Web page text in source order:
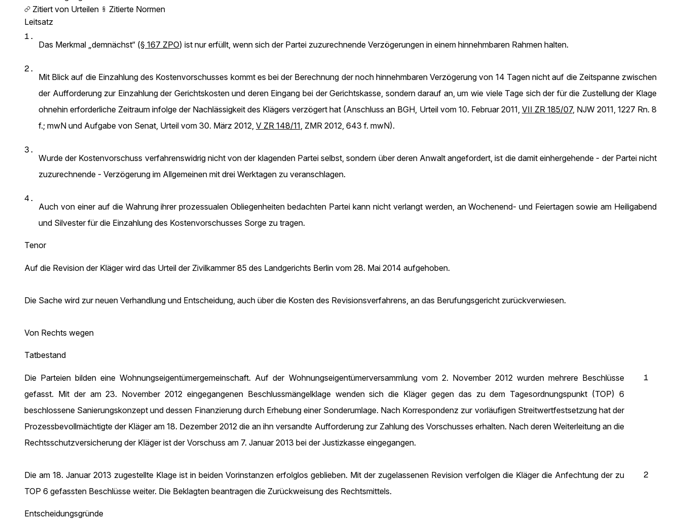
Zitiert von Urteilen
Zitierte Normen
Leitsatz
1.
Das Merkmal „demnächst“ (§ 167 ZPO) ist nur erfüllt, wenn sich der Partei zuzurechnende Verzögerungen in einem hinnehmbaren Rahmen halten.
2.
Mit Blick auf die Einzahlung des Kostenvorschusses kommt es bei der Berechnung der noch hinnehmbaren Verzögerung von 14 Tagen nicht auf die Zeitspanne zwischen
der Aufforderung zur Einzahlung der Gerichtskosten und deren Eingang bei der Gerichtskasse, sondern darauf an, um wie viele Tage sich der für die Zustellung der Klage
ohnehin erforderliche Zeitraum infolge der Nachlässigkeit des Klägers verzögert hat (Anschluss an BGH, Urteil vom 10. Februar 2011, VII ZR 185/07, NJW 2011, 1227 Rn. 8
f.; mwN und Aufgabe von Senat, Urteil vom 30. März 2012, V ZR 148/11, ZMR 2012, 643 f. mwN).
3.
Wurde der Kostenvorschuss verfahrenswidrig nicht von der klagenden Partei selbst, sondern über deren Anwalt angefordert, ist die damit einhergehende - der Partei nicht
zuzurechnende - Verzögerung im Allgemeinen mit drei Werktagen zu veranschlagen.
4.
Auch von einer auf die Wahrung ihrer prozessualen Obliegenheiten bedachten Partei kann nicht verlangt werden, an Wochenend- und Feiertagen sowie am Heiligabend
und Silvester für die Einzahlung des Kostenvorschusses Sorge zu tragen.
Tenor
Auf die Revision der Kläger wird das Urteil der Zivilkammer 85 des Landgerichts Berlin vom 28. Mai 2014 aufgehoben.
Die Sache wird zur neuen Verhandlung und Entscheidung, auch über die Kosten des Revisionsverfahrens, an das Berufungsgericht zurückverwiesen.
Von Rechts wegen
Tatbestand
1
Die Parteien bilden eine Wohnungseigentümergemeinschaft. Auf der Wohnungseigentümerversammlung vom 2. November 2012 wurden mehrere Beschlüsse
gefasst. Mit der am 23. November 2012 eingegangenen Beschlussmängelklage wenden sich die Kläger gegen das zu dem Tagesordnungspunkt (TOP) 6
beschlossene Sanierungskonzept und dessen Finanzierung durch Erhebung einer Sonderumlage. Nach Korrespondenz zur vorläufigen Streitwertfestsetzung hat der
Prozessbevollmächtigte der Kläger am 18. Dezember 2012 die an ihn versandte Aufforderung zur Zahlung des Vorschusses erhalten. Nach deren Weiterleitung an die
Rechtsschutzversicherung der Kläger ist der Vorschuss am 7. Januar 2013 bei der Justizkasse eingegangen.
2
Die am 18. Januar 2013 zugestellte Klage ist in beiden Vorinstanzen erfolglos geblieben. Mit der zugelassenen Revision verfolgen die Kläger die Anfechtung der zu
TOP 6 gefassten Beschlüsse weiter. Die Beklagten beantragen die Zurückweisung des Rechtsmittels.
Entscheidungsgründe